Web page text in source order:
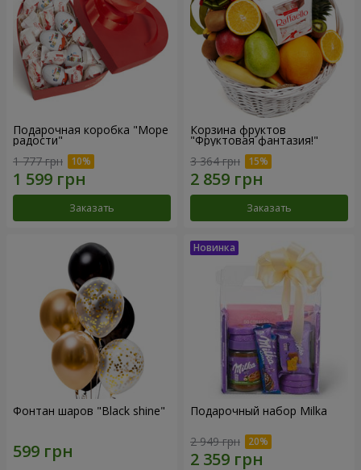
Подарочная коробка "Море
радости"
1 777 грн
Заказать
Корзина фруктов
"Фруктовая фантазия!"
3 364 грн
Заказать
Фонтан шаров "Black shine" Подарочный набор Milka
2 949 грн